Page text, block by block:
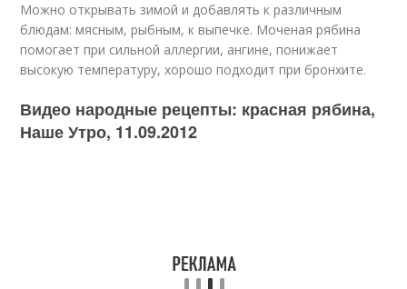
Можно открывать зимой и добавлять к различным
блюдам: мясным, рыбным, к выпечке. Моченая рябина
помогает при сильной аллергии, ангине, понижает
высокую температуру, хорошо подходит при бронхите.
Видео народные рецепты: красная рябина,
Наше Утро, 11.09.2012